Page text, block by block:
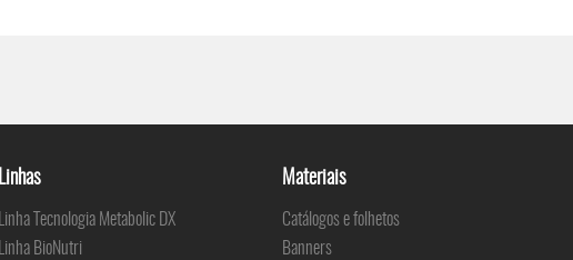
Linhas
Linha Tecnologia Metabolic DX
Linha BioNutri
Materiais
Catálogos e folhetos
Banners